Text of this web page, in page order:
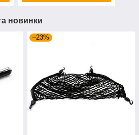
новинки
–23%